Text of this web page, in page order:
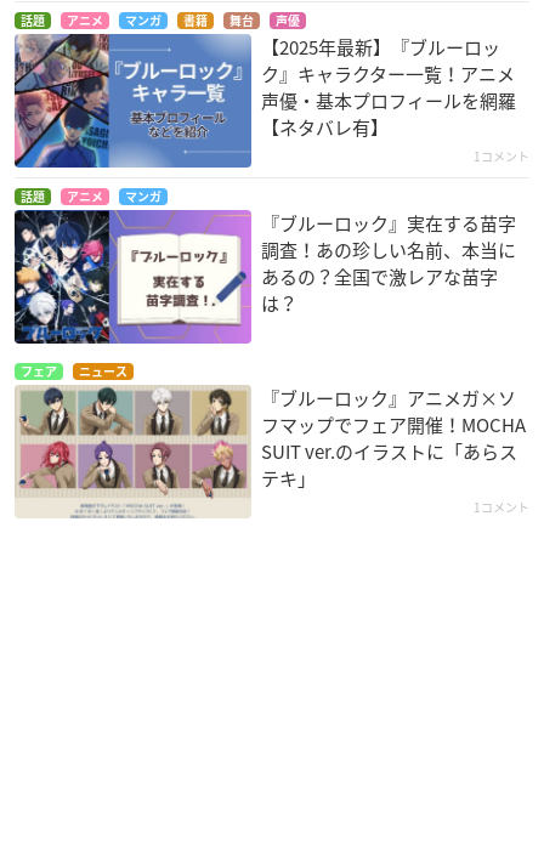
話題 アニメ マンガ 書籍 舞台 声優
【2025年最新】『ブルーロッ
ク』キャラクター一覧！アニメ
声優・基本プロフィールを網羅
【ネタバレ有】
1コメント
話題 アニメ マンガ
『ブルーロック』実在する苗字
調査！あの珍しい名前、本当に
あるの？全国で激レアな苗字
は？
フェア ニュース
『ブルーロック』アニメガ×ソ
フマップでフェア開催！MOCHA
SUIT ver.のイラストに「あらス
テキ」
1コメント